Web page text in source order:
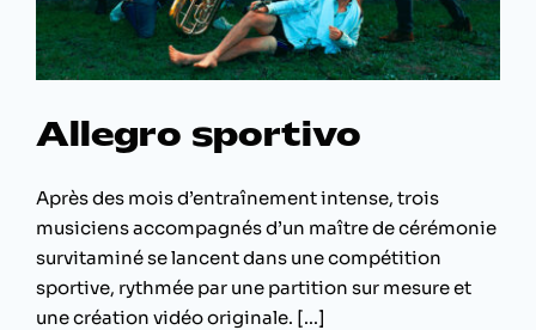
Allegro sportivo
Après des mois d’entraînement intense, trois
musiciens accompagnés d’un maître de cérémonie
survitaminé se lancent dans une compétition
sportive, rythmée par une partition sur mesure et
une création vidéo originale. [...]